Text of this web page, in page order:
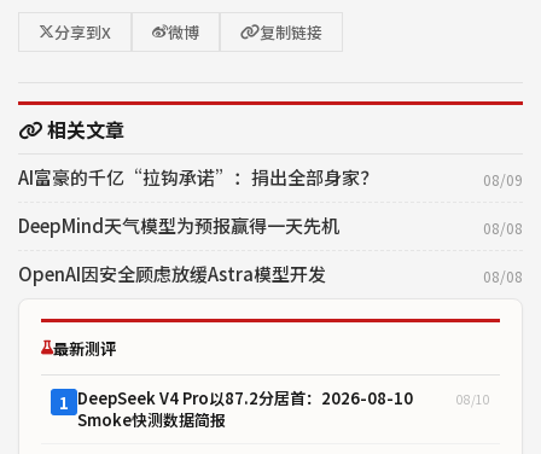
分享到X 微博 复制链接
相关文章
AI富豪的千亿“拉钩承诺”：捐出全部身家？ 08/09
DeepMind天气模型为预报赢得一天先机 08/08
OpenAI因安全顾虑放缓Astra模型开发 08/08
最新测评
1 DeepSeek V4 Pro以87.2分居首：2026-08-10
Smoke快测数据简报
08/10